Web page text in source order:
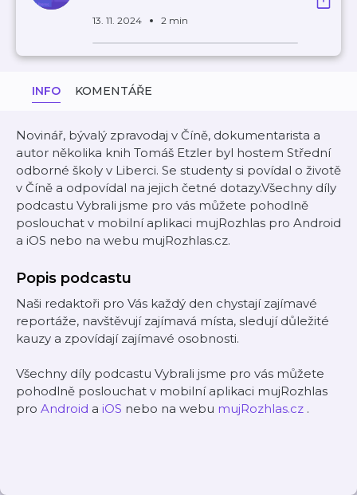
13. 11. 2024 2 min
INFO KOMENTÁŘE
Novinář, bývalý zpravodaj v Číně, dokumentarista a
autor několika knih Tomáš Etzler byl hostem Střední
odborné školy v Liberci. Se studenty si povídal o životě
v Číně a odpovídal na jejich četné dotazy.Všechny díly
podcastu Vybrali jsme pro vás můžete pohodlně
poslouchat v mobilní aplikaci mujRozhlas pro Android
a iOS nebo na webu mujRozhlas.cz.
Popis podcastu
Naši redaktoři pro Vás každý den chystají zajímavé
reportáže, navštěvují zajímavá místa, sledují důležité
kauzy a zpovídají zajímavé osobnosti.
Všechny díly podcastu Vybrali jsme pro vás můžete
pohodlně poslouchat v mobilní aplikaci mujRozhlas
pro Android a iOS nebo na webu mujRozhlas.cz .